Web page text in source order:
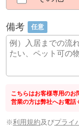
備考 任意
こちらはお客様専用のお
営業の方は弊社へお電話
※利用規約及びプライ